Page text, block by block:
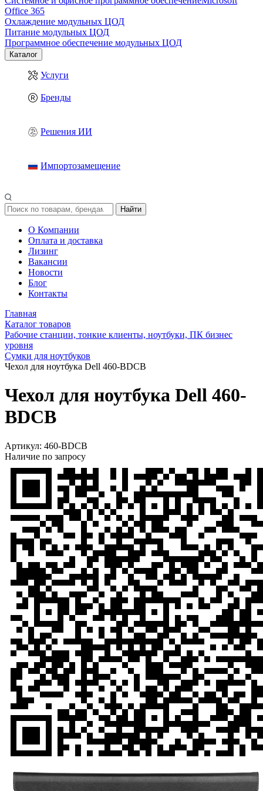
Office 365
Охлаждение модульных ЦОД
Питание модульных ЦОД
Программное обеспечение модульных ЦОД
Каталог
Услуги
Бренды
Решения ИИ
Импортозамещение
Найти
О Компании
Оплата и доставка
Лизинг
Вакансии
Новости
Блог
Контакты
Главная
Каталог товаров
Рабочие станции, тонкие клиенты, ноутбуки, ПК бизнес
уровня
Сумки для ноутбуков
Чехол для ноутбука Dell 460-BDCB
Чехол для ноутбука Dell 460-
BDCB
Артикул: 460-BDCB
Наличие по запросу